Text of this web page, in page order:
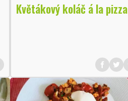
Květákový koláč á la pizza